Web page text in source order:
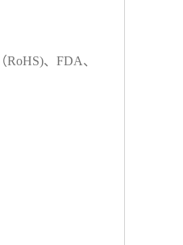
（RoHS)、 FDA、